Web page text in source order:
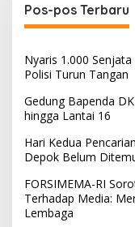
Pos-pos Terbaru
Nyaris 1.000
Polisi Turun Tangan
Gedung Bapenda
hingga Lantai 16
Hari Kedua
Depok Belum
FORSIMEMA-RI
Terhadap Media:
Lembaga